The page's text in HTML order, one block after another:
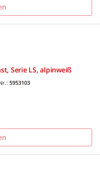
Serie LS, alpinweiß
5953103